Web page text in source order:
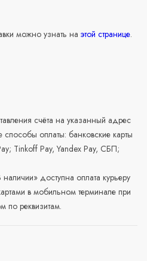
можно узнать на этой странице.
счёта на указанный адрес
оплаты: банковские карты
Tinkoff Pay, Yandex Pay, СБП;
доступна оплата курьеру
в мобильном терминале при
по реквизитам.